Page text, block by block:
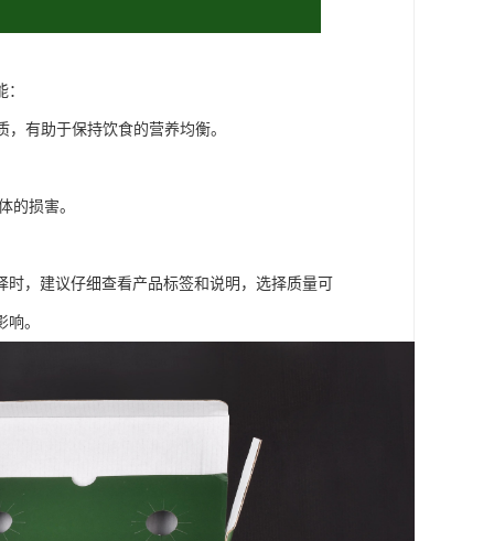
有助于保持饮食的营养均衡。
的损害。
，建议仔细查看产品标签和说明，选择质量可
。